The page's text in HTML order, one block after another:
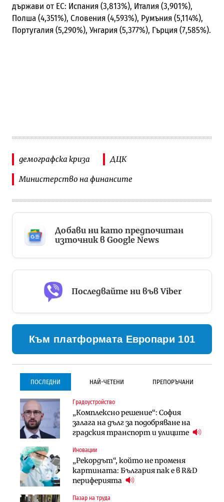
държави от ЕС: Испания (3,813%), Италия (3,901%),
Полша (4,351%), Словения (4,593%), Румъния (5,114%),
Португалия (5,290%), Унгария (5,377%), Гърция (7,585%).
демографска криза ДЦК
Министерство на финансите
Добави ни като предпочитан
източник в Google News
Последвайте ни във Viber
Към платформата Европари 101
ПОСЛЕДНИ НАЙ-ЧЕТЕНИ ПРЕПОРЪЧАНИ
Градоустройство
„Комплексно решение“: София
залага на дълг за подобряване на
градския транспорт и улиците
Иновации
„Рекордът“, който не променя
картината: България пак е в R&D
периферията
Пазар на труда
Градоустройство
Столична община избра
изпълнител за преместването на
трамвайното трасе по бул.
Инфраструктура
Проектирането на тунела под
Петрохан ще върви паралелно с
Инфраструктура
Проектирането на тунела под
Петрохан ще върви паралелно с
екологичните оценки
Компании
„Хювефарма“ подписа договор за
придобиване на Euroapi Italy
Финанси